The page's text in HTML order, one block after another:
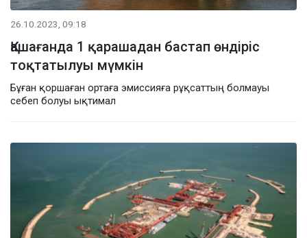
26.10.2023, 09:18
Қашағанда 1 қарашадан бастап өндіріс
тоқтатылуы мүмкін
Бұған қоршаған ортаға эмиссияға рұқсаттың болмауы
себеп болуы ықтимал